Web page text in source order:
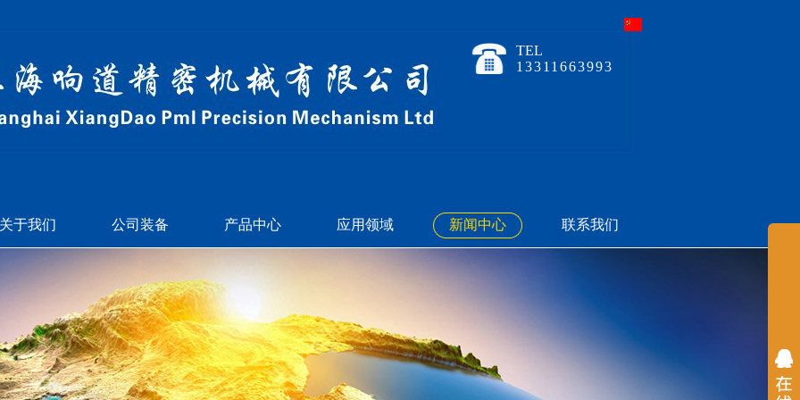
TEL
13311663993
关于我们 公司装备 产品中心 应用领域 新闻中心 联系我们